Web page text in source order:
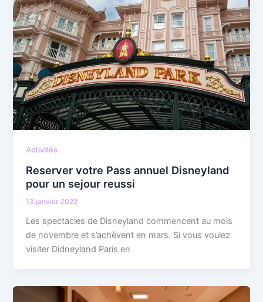
Activités
Reserver votre Pass annuel Disneyland
pour un sejour reussi
13 janvier 2022
Les spectacles de Disneyland commencent au mois
de novembre et s’achèvent en mars. Si vous voulez
visiter Didneyland Paris en